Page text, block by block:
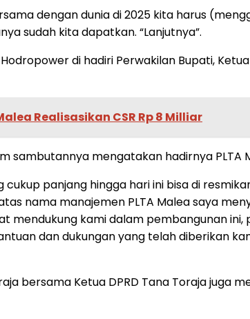
dengan dunia di 2025 kita harus
sudah kita dapatkan. “Lanjutnya”.
di hadiri Perwakilan Bupati,
Realisasikan CSR Rp 8 Milliar
sambutannya mengatakan hadirnya
cukup panjang hingga hari ini bisa di
nama manajemen PLTA Malea saya
mendukung kami dalam pembangunan
dan dukungan yang telah diberikan
bersama Ketua DPRD Tana Toraja juga